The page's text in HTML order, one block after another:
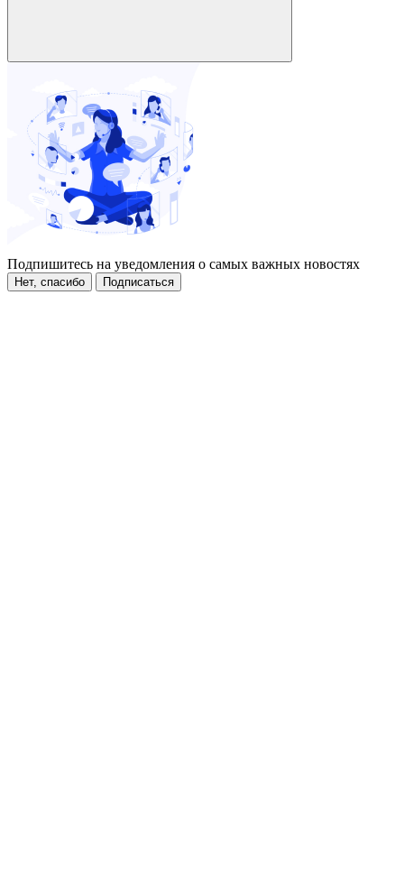
Подпишитесь на уведомления о самых важных новостях
Нет, спасибо Подписаться